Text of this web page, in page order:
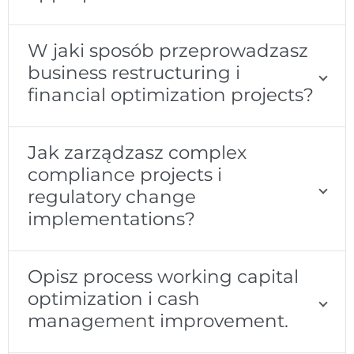
W jaki sposób przeprowadzasz
business restructuring i
financial optimization projects?
Jak zarządzasz complex
compliance projects i
regulatory change
implementations?
Opisz process working capital
optimization i cash
management improvement.